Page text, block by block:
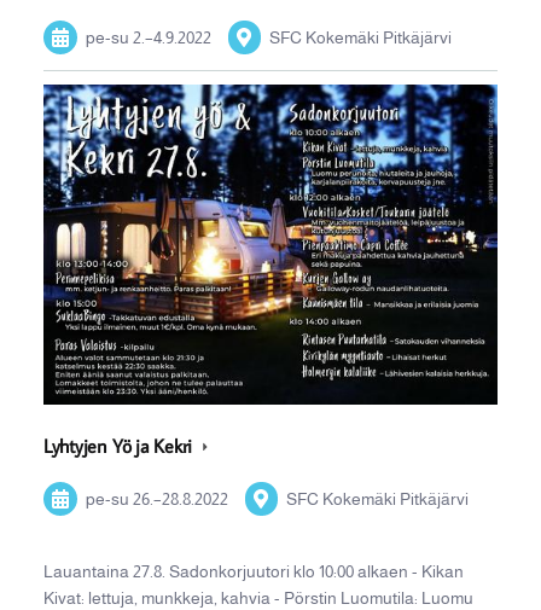
pe-su 2. –4.9.2022 SFC Kokemäki Pitkäjärvi
Lyhtyjen Yö ja Kekri
pe-su 26.–28.8.2022 SFC Kokemäki Pitkäjärvi
Lauantaina 27.8. Sadonkorjuutori klo 10:00 alkaen - Kikan
Kivat: lettuja, munkkeja, kahvia - Pörstin Luomutila: Luomu